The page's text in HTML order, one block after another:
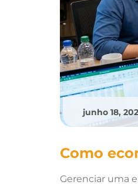
Como
• junho 18,
Gerenciar uma